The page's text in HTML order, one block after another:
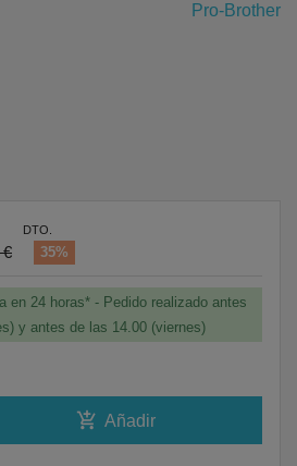
Pro-Brother
€
DTO.
35%
en 24 horas* - Pedido realizado antes
y antes de las 14.00 (viernes)
add_shopping_cart Añadir